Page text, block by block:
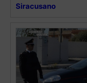
Siracusano